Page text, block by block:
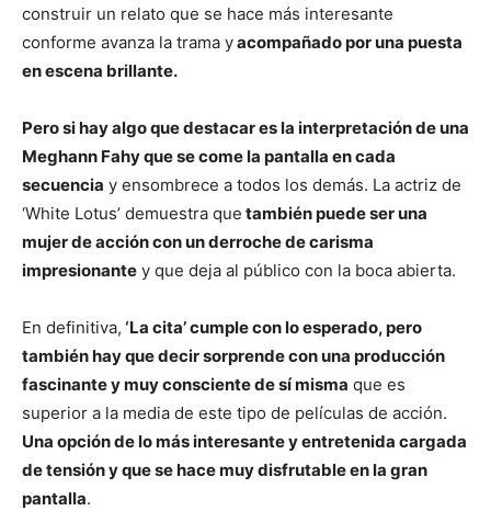
construir un relato que se hace más interesante
conforme avanza la trama yacompañado por una puesta
en escena brillante.
Pero si hay algo que destacar es la interpretación de una
Meghann Fahy que se come la pantalla en cada
secuencia y ensombrece a todos los demás. La actriz de
‘White Lotus’ demuestra que también puede ser una
mujer de acción con un derroche de carisma
impresionante y que deja al público con la boca abierta.
En definitiva, ‘La cita’ cumple con lo esperado, pero
también hay que decir sorprende con una producción
fascinante y muy consciente de sí misma que es
superior a la media de este tipo de películas de acción.
Una opción de lo más interesante y entretenida cargada
de tensión y que se hace muy disfrutable en la gran
pantalla.